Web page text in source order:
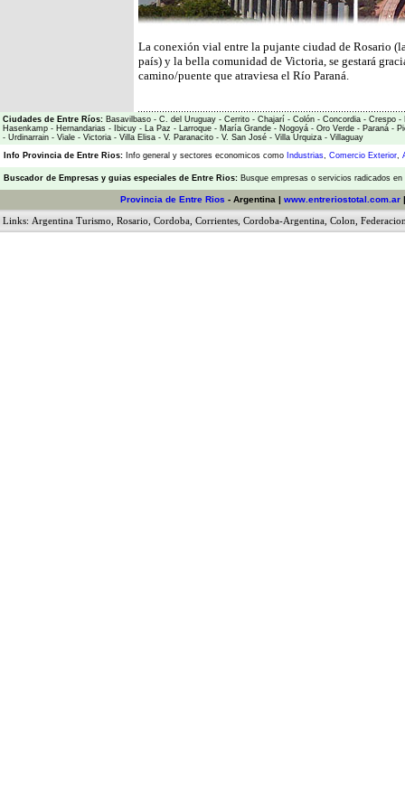
La conexión vial entre la pujante ciudad de Rosario
país) y la bella comunidad de Victoria, se gestará
camino/puente que atraviesa el Río Paraná.
Ciudades de Entre Ríos: Basavilbaso - C. del Uruguay - Cerrito - Chajarí - Colón - Concordia - Crespo -
Hasenkamp - Hernandarias - Ibicuy - La Paz - Larroque - María Grande - Nogoyá - Oro Verde - Paraná -
- Urdinarrain - Viale - Victoria - Villa Elisa - V. Paranacito - V. San José - Villa Urquiza - Villaguay
Info Provincia de Entre Rios: Info general y sectores economicos como Industrias, Comercio Exterior,
Buscador de Empresas y guias especiales de Entre Rios: Busque empresas o servicios radicados
Provincia de Entre Rios - Argentina | www.entreriostotal.com.ar
Links: Argentina Turismo Rosario Cordoba Corrientes Cordoba-Argentina Colon